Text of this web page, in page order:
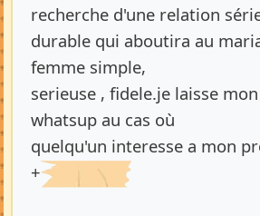
recherche d'une relation
durable qui aboutira au
femme simple,
serieuse , fidele.je laisse
whatsup au cas où
quelqu'un interesse a mon
+